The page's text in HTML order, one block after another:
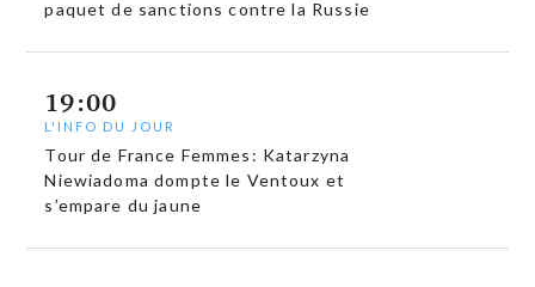
paquet de sanctions contre la Russie
19:00
L'INFO DU JOUR
Tour de France Femmes: Katarzyna
Niewiadoma dompte le Ventoux et
s’empare du jaune